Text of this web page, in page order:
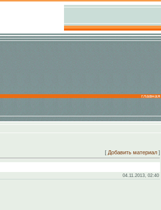
главная
[ Добавить материал ]
04.11.2013, 02:40